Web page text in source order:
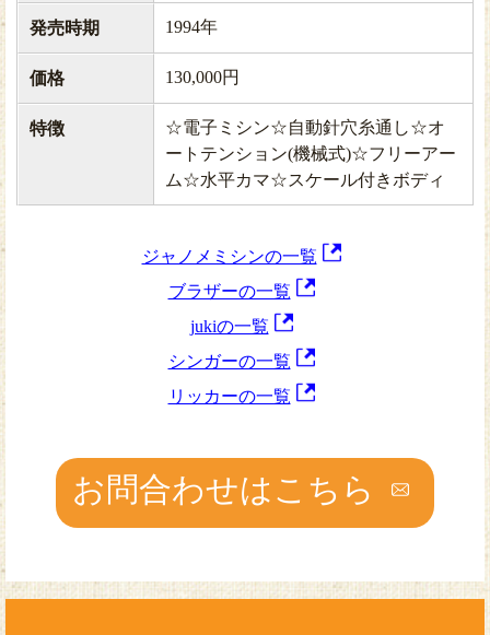
発売時期 1994年
価格 130,000円
特徴
☆電子ミシン☆自動針穴糸通し☆オ
ートテンション(機械式)☆フリーアー
ム☆水平カマ☆スケール付きボディ
ジャノメミシンの一覧
ブラザーの一覧
jukiの一覧
シンガーの一覧
リッカーの一覧
お問合わせはこちら